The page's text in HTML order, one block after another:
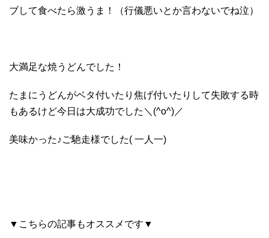
ブして食べたら激うま！（行儀悪いとか言わないでね泣）
大満足な焼うどんでした！
たまにうどんがベタ付いたり焦げ付いたりして失敗する時
もあるけど今日は大成功でした＼(^o^)／
美味かった♪ご馳走様でした( 一人一)
▼こちらの記事もオススメです▼